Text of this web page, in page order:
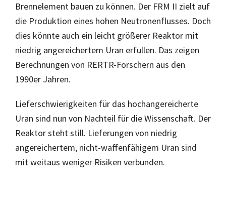
Brennelement bauen zu können. Der FRM II zielt auf
die Produktion eines hohen Neutronenflusses. Doch
dies könnte auch ein leicht größerer Reaktor mit
niedrig angereichertem Uran erfüllen. Das zeigen
Berechnungen von RERTR-Forschern aus den
1990er Jahren.
Lieferschwierigkeiten für das hochangereicherte
Uran sind nun von Nachteil für die Wissenschaft. Der
Reaktor steht still. Lieferungen von niedrig
angereichertem, nicht-waffenfähigem Uran sind
mit weitaus weniger Risiken verbunden.